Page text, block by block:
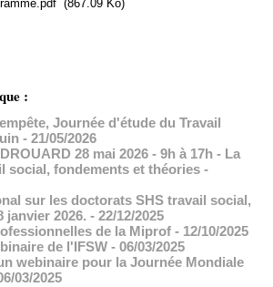
(867.09 Ko)
:
Journée d'étude du Travail
- 21/05/2026
28 mai 2026 - 9h à 17h - La
social, fondements et théories -
sur les doctorats SHS travail social,
janvier 2026. - 22/12/2025
de la Miprof - 12/10/2025
de l'IFSW - 06/03/2025
webinaire pour la Journée Mondiale
03/2025